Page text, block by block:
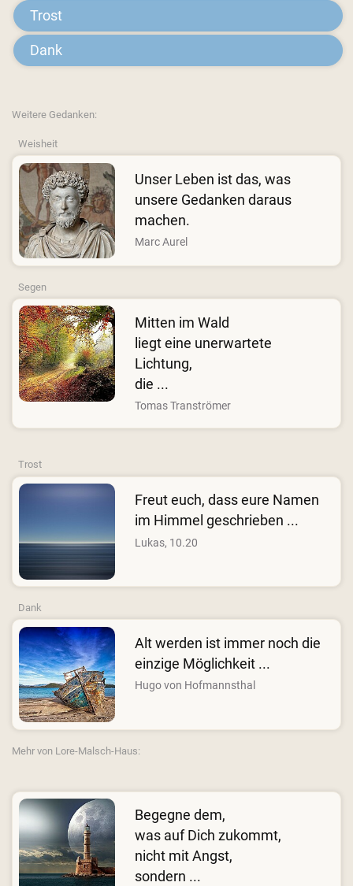
Trost
Dank
Weitere Gedanken:
Weisheit
Unser Leben ist das, was
unsere Gedanken daraus
machen.
Marc Aurel
Segen
Mitten im Wald
liegt eine unerwartete
Lichtung,
die ...
Tomas Tranströmer
Trost
Freut euch, dass eure Namen
im Himmel geschrieben ...
Lukas, 10.20
Dank
Alt werden ist immer noch die
einzige Möglichkeit ...
Hugo von Hofmannsthal
Mehr von Lore-Malsch-Haus:
Begegne dem,
was auf Dich zukommt,
nicht mit Angst,
sondern ...